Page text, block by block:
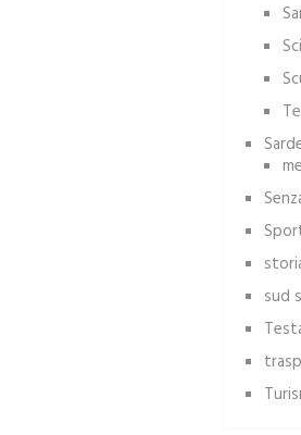
sud